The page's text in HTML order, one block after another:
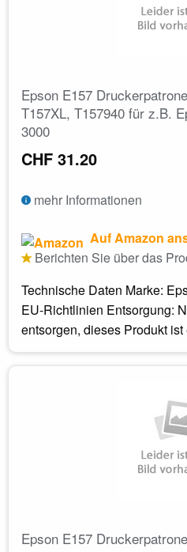
Epson E157
T157XL, T157940 für z.B.
3000
CHF 31.20
mehr Informationen
Auf Amazon
Berichten Sie über das
Technische Daten Marke:
EU-Richtlinien Entsorgung:
entsorgen, dieses Produkt ist
Epson E157